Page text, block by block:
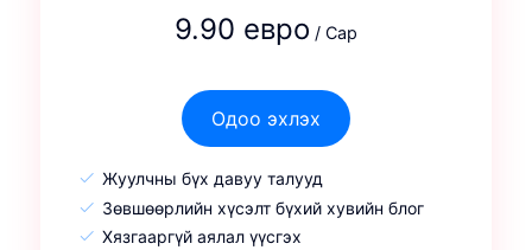
9.90 евро / Сар
Одоо эхлэх
Жуулчны бүх давуу талууд
Зөвшөөрлийн хүсэлт бүхий хувийн блог
Хязгааргүй аялал үүсгэх